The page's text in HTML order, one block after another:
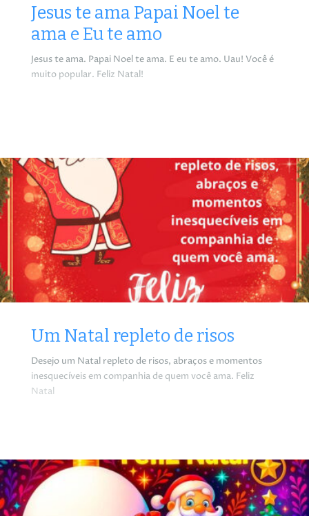
Jesus te ama Papai Noel te
ama e Eu te amo
Jesus te ama. Papai Noel te ama. E eu te amo. Uau! Você é
muito popular. Feliz Natal!
Um Natal repleto de risos
Desejo um Natal repleto de risos, abraços e momentos
inesquecíveis em companhia de quem você ama. Feliz
Natal